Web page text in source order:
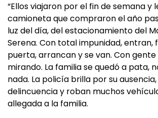
“Ellos viajaron por el fin de semana y
camioneta que compraron el año
luz del día, del estacionamiento del
Serena. Con total impunidad, entran,
puerta, arrancan y se van. Con
mirando. La familia se quedó a pata,
nada. La policía brilla por su
delincuencia y roban muchos
allegada a la familia.